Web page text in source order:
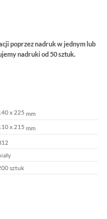
poprzez nadruk w jednym lub
nadruki od 50 sztuk.
x 225 mm
x 215 mm
sztuk